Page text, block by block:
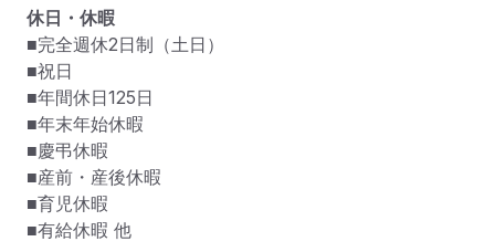
休日・休暇
■完全週休2日制（土日）
■祝日
■年間休日125日
■年末年始休暇
■慶弔休暇
■産前・産後休暇
■育児休暇
■有給休暇 他